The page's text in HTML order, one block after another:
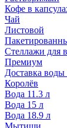
Кофе в
Чай
Листовой
Стеллажи для
Премиум
Доставка
Королёв
Вода 11.3 л
Вода 15 л
Вода 18.9 л
Мытищи